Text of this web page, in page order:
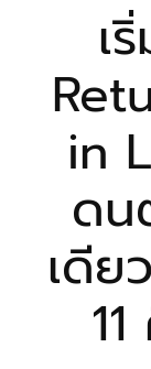
เ
in
ดน
เดีย